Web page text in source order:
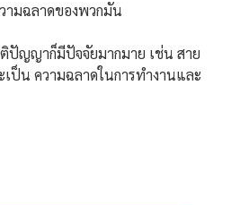
มฉลาดของพวกมัน
ปัญญาก็มีปัจจัยมากมาย เช่น สาย
ป็น ความฉลาดในการทำงานและ